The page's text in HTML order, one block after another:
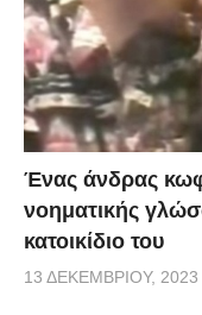
Ένας άνδρας
νοηματικής
κατοικίδιο του
13 ΔΕΚΕΜΒΡΊΟΥ, 2023